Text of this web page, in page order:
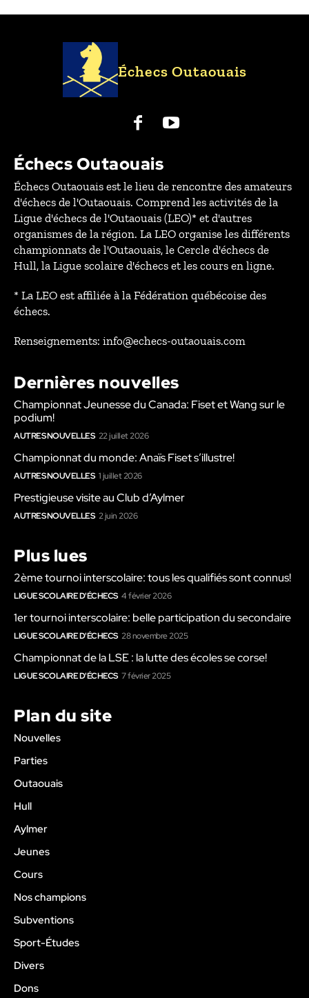
Échecs Outaouais
Échecs Outaouais
Échecs Outaouais est le lieu de rencontre des amateurs
d'échecs de l'Outaouais. Comprend les activités de la
Ligue d'échecs de l'Outaouais (LEO)* et d'autres
organismes de la région. La LEO organise les différents
championnats de l'Outaouais, le Cercle d'échecs de
Hull, la Ligue scolaire d'échecs et les cours en ligne.
* La LEO est affiliée à la Fédération québécoise des
échecs.
Renseignements: info@echecs-outaouais.com
Dernières nouvelles
Championnat Jeunesse du Canada: Fiset et Wang sur le
podium!
AUTRES NOUVELLES 22 juillet 2026
Championnat du monde: Anaïs Fiset s’illustre!
AUTRES NOUVELLES 1 juillet 2026
Prestigieuse visite au Club d’Aylmer
AUTRES NOUVELLES 2 juin 2026
Plus lues
2ème tournoi interscolaire: tous les qualifiés sont connus!
LIGUE SCOLAIRE D'ÉCHECS 4 février 2026
1er tournoi interscolaire: belle participation du secondaire
LIGUE SCOLAIRE D'ÉCHECS 28 novembre 2025
Championnat de la LSE : la lutte des écoles se corse!
LIGUE SCOLAIRE D'ÉCHECS 7 février 2025
Plan du site
Nouvelles
Parties
Outaouais
Hull
Aylmer
Jeunes
Cours
Nos champions
Subventions
Sport-Études
Divers
Dons